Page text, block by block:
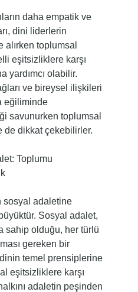
daha empatik ve
dini liderlerin
toplumsal
eşitsizliklere karşı
yardımcı olabilir.
ve bireysel ilişkileri
eğiliminde
savunurken toplumsal
de dikkat çekebilirler.
Toplumu
sosyal adaletine
Sosyal adalet,
sahip olduğu, her türlü
gereken bir
temel prensiplerine
eşitsizliklere karşı
adaletin peşinden